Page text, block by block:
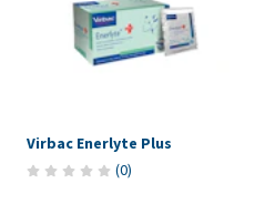
Virbac Enerlyte Plus
(0)